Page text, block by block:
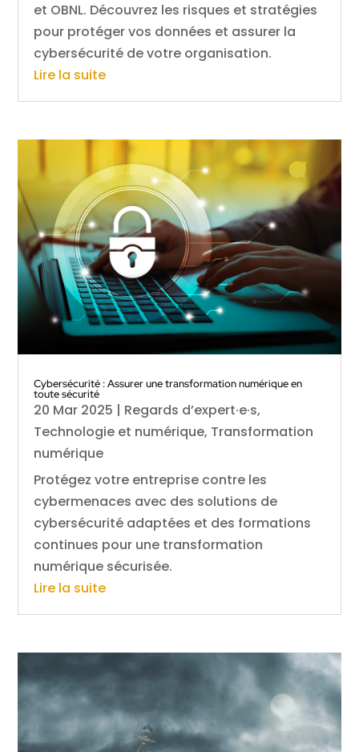
et OBNL. Découvrez les risques et stratégies
pour protéger vos données et assurer la
cybersécurité de votre organisation.
Lire la suite
Cybersécurité : Assurer une transformation numérique en
toute sécurité
20 Mar 2025 | Regards d’expert·e·s,
Technologie et numérique, Transformation
numérique
Protégez votre entreprise contre les
cybermenaces avec des solutions de
cybersécurité adaptées et des formations
continues pour une transformation
numérique sécurisée.
Lire la suite